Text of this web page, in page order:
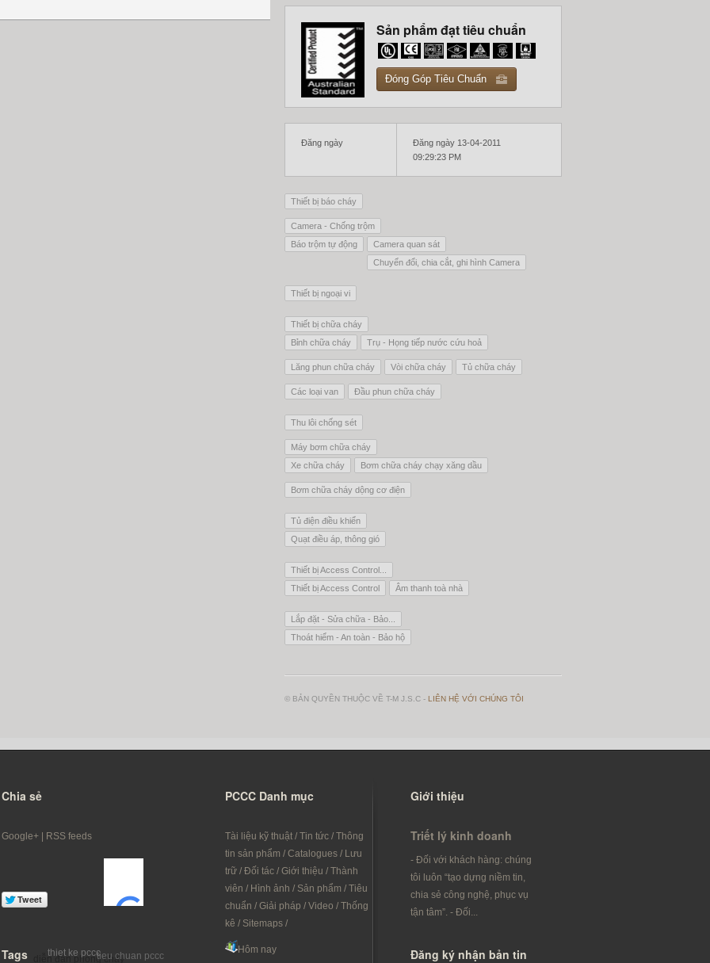
Sản phẩm đạt tiêu chuẩn
Đóng Góp Tiêu Chuẩn
Đăng ngày
Đăng ngày 13-04-2011
09:29:23 PM
Thiết bị báo cháy
Camera - Chống trộm
Báo trộm tự động
Camera quan sát
Chuyển đổi, chia cắt, ghi hình Camera
Thiết bị ngoại vi
Thiết bị chữa cháy
Bỉnh chữa cháy
Trụ - Họng tiếp nước cứu hoả
Lăng phun chữa cháy Vòi chữa cháy Tủ chữa cháy
Các loại van Đầu phun chữa cháy
Thu lôi chống sét
Máy bơm chữa cháy
Xe chữa cháy
Bơm chữa cháy chạy xăng dầu
Bơm chữa cháy dộng cơ điện
Tủ điện điều khiển
Quạt điều áp, thông gió
Thiết bị Access Control...
Thiết bị Access Control
Âm thanh toà nhà
Lắp đặt - Sửa chữa - Bảo...
Thoát hiểm - An toàn - Bảo hộ
© BẢN QUYỀN THUỘC VỀ T-M J.S.C - LIÊN HỆ VỚI CHÚNG TÔI
Chia sẻ
Google+ RSS feeds
Tags thiet ke pccctieu chuan pccc
diễn đàn phòng cháy
PCCC Danh mục
Tài liệu kỹ thuật / Tin tức / Thông
tin sản phẩm / Catalogues / Lưu
trữ / Đối tác / Giới thiệu / Thành
viên / Hình ảnh / Sản phẩm / Tiêu
chuẩn / Giải pháp / Video / Thống
kê / Sitemaps /
Hôm nay
Giới thiệu
Triết lý kinh doanh
- Đối với khách hàng: chúng
tôi luôn “tạo dựng niềm tin,
chia sẻ công nghệ, phục vụ
tận tâm”. - Đối...
Đăng ký nhận bản tin